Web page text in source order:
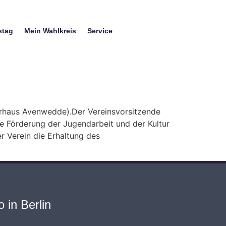
Mein Wahlkreis Service
Avenwedde).Der Vereinsvorsitzende
Förderung der Jugendarbeit und der Kultur
Verein die Erhaltung des
in Berlin